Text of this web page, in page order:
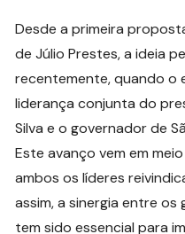
Desde a primeira
de Júlio Prestes, a ideia
recentemente, quando o
liderança conjunta do
Silva e o governador de
Este avanço vem em
ambos os líderes
assim, a sinergia entre
tem sido essencial para